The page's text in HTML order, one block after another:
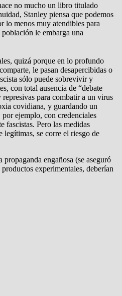
no mucho un libro titulado
Stanley piensa que podemos
lo menos muy atendibles para
le embarga una
quizá porque en lo profundo
le pasan desapercibidas o
sólo puede sobrevivir y
con total ausencia de “debate
para combatir a un virus
covidiana, y guardando un
ejemplo, con credenciales
fascistas. Pero las medidas
legítimas, se corre el riesgo de
engañosa (se aseguró
experimentales, deberían